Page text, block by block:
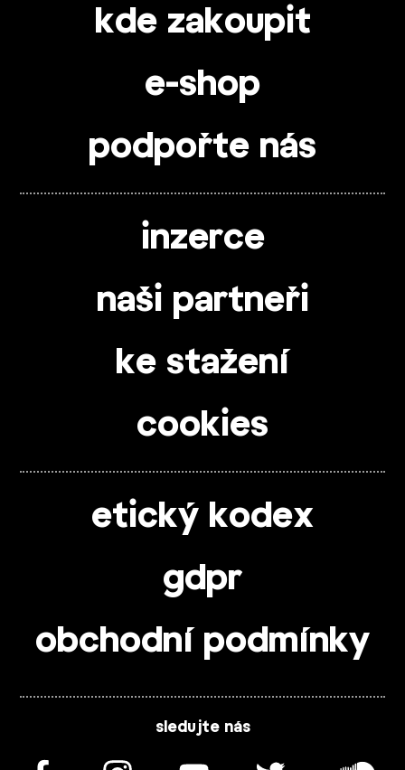
kde zakoupit
e-shop
podpořte nás
inzerce
naši partneři
ke stažení
cookies
etický kodex
gdpr
obchodní podmínky
sledujte nás